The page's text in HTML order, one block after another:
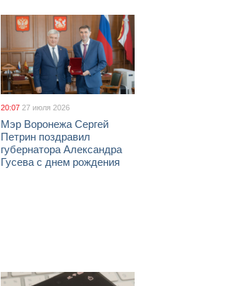
20:07 27 июля 2026
Мэр Воронежа Сергей
Петрин поздравил
губернатора Александра
Гусева с днем рождения